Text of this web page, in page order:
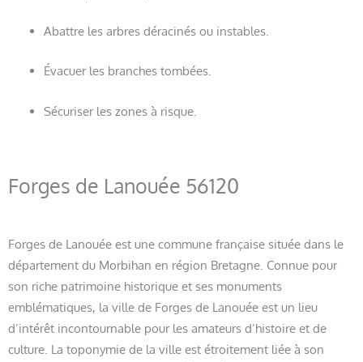
Abattre les arbres déracinés ou instables.
Évacuer les branches tombées.
Sécuriser les zones à risque.
Forges de Lanouée 56120
Forges de Lanouée est une commune française située dans le
département du Morbihan en région Bretagne. Connue pour
son riche patrimoine historique et ses monuments
emblématiques, la ville de Forges de Lanouée est un lieu
d’intérêt incontournable pour les amateurs d’histoire et de
culture. La toponymie de la ville est étroitement liée à son